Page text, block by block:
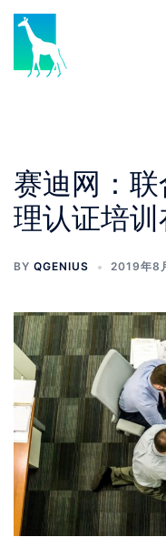
Skip
content
赛迪网：
理认证培
BY QGENIUS 2019年8